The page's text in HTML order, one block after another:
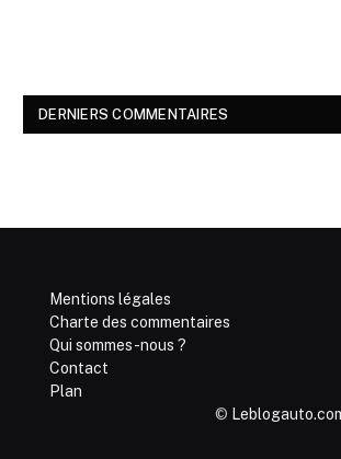
DERNIERS COMMENTAIRES
Mentions légales
Charte des commentaires
Qui sommes-nous ?
Contact
Plan
©